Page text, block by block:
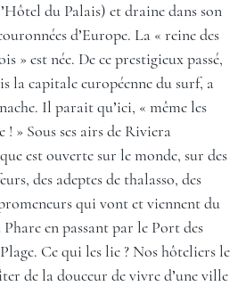
du Palais) et draine dans son
d’Europe. La « reine des
» est née. De ce prestigieux passé,
la capitale européenne du surf, a
Il parait qu’ici, « même les
» Sous ses airs de Riviera
est ouverte sur le monde, sur des
des adeptes de thalasso, des
qui vont et viennent du
en passant par le Port des
Ce qui les lie ? Nos hôteliers le
de la douceur de vivre d’une ville